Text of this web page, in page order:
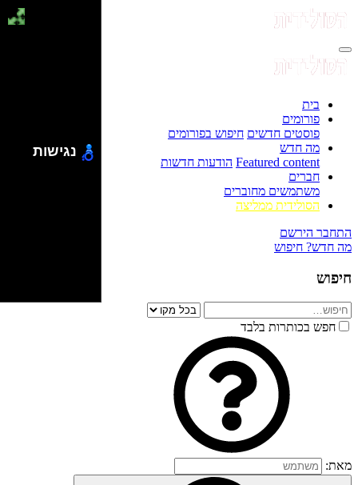
בית
פורומים
פוסטים חדשים חיפוש בפורומים
מה חדש
Featured content הודעות חדשות
חברים
משתמשים מחוברים
הסולידית ממליצה
התחבר הירשם
מה חדש? חיפוש
חיפוש
חפש בכותרות בלבד
מאת:
נגישות